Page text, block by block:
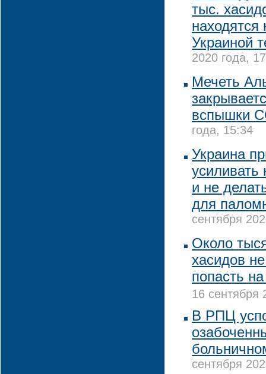
тыс.
находятся
Украиной
2020 года,
Мечеть
вспышки
года, 15:34
Украина
усиливать
и не
для
сентября
Около
хасидов
попасть
16 сентября
В РПЦ
сентября